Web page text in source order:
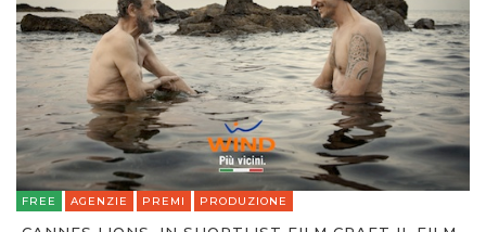
FREE AGENZIE PREMI PRODUZIONE